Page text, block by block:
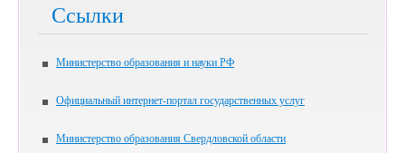
Ссылки
Министерство образования и науки РФ
Официальный интернет-портал государственных услуг
Министерство образования Свердловской области